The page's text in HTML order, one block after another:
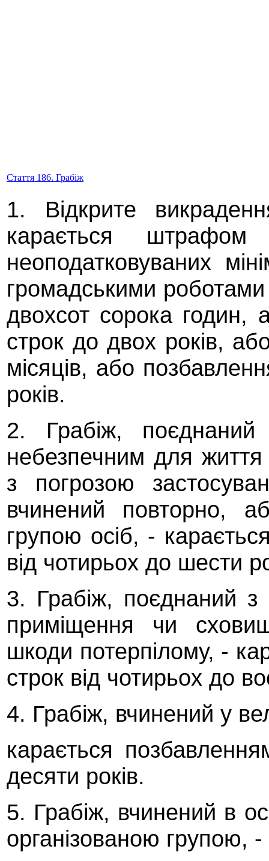
Стаття 186. Грабіж
1. Відкрите
карається
неоподатковуваних
громадськими
двохсот сорока
строк до двох років,
місяців, або
років.
2. Грабіж,
небезпечним для
з погрозою
вчинений повторно,
групою осіб, -
від чотирьох до шести
3. Грабіж, поєднаний
приміщення чи
шкоди потерпілому, -
строк від чотирьох до
4. Грабіж, вчинений у
карається
десяти років.
5. Грабіж, вчинений в
організованою групою, -